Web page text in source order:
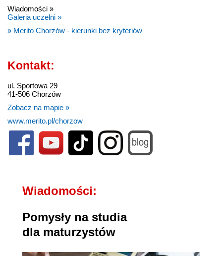
Wiadomości »
Galeria uczelni »
» Merito Chorzów - kierunki bez kryteriów
Kontakt:
ul. Sportowa 29
41-506 Chorzów
Zobacz na mapie »
www.merito.pl/chorzow
Wiadomości:
Pomysły na studia
dla maturzystów